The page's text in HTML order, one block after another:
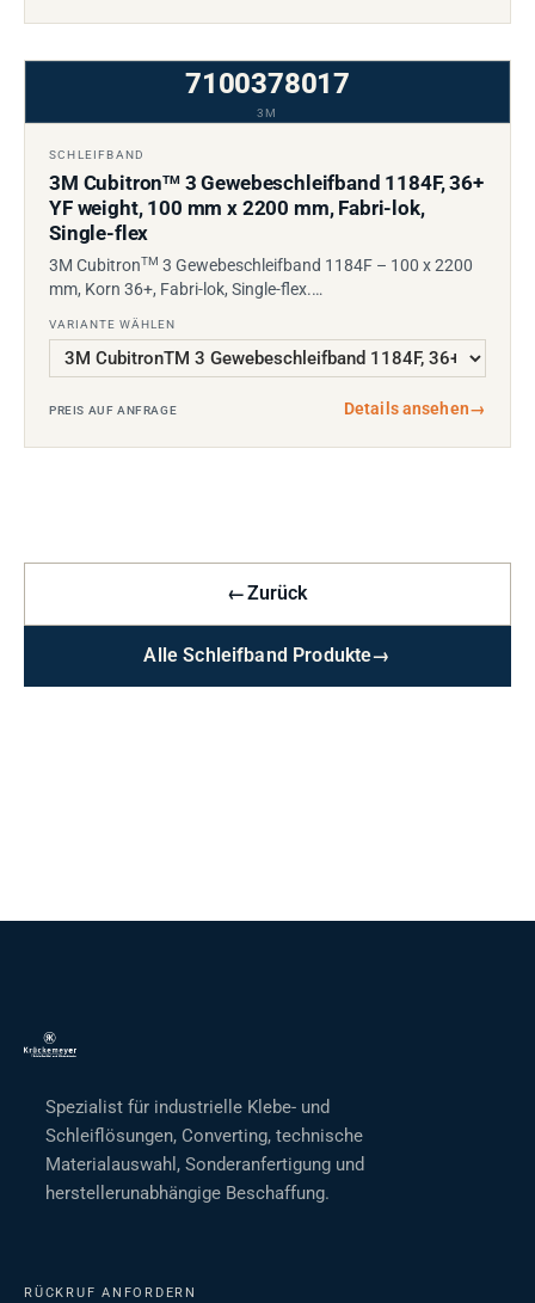
7100378017
3M
SCHLEIFBAND
3M CubitronTM3 Gewebeschleifband 1184F, 36+
YF weight, 100 mm x 2200 mm, Fabri-lok,
Single-flex
3M CubitronTM 3 Gewebeschleifband 1184F – 100 x 2200
mm, Korn 36+, Fabri-lok, Single-flex.…
VARIANTE WÄHLEN
PREIS AUF ANFRAGE Details ansehen→
←Zurück
Alle Schleifband Produkte→
Spezialist für industrielle Klebe- und
Schleiflösungen, Converting, technische
Materialauswahl, Sonderanfertigung und
herstellerunabhängige Beschaffung.
RÜCKRUF ANFORDERN